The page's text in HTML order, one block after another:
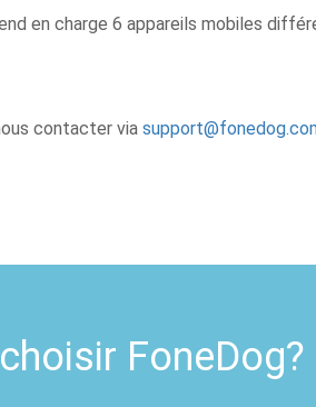
en charge 6 appareils mobiles
contacter via
FoneDog?